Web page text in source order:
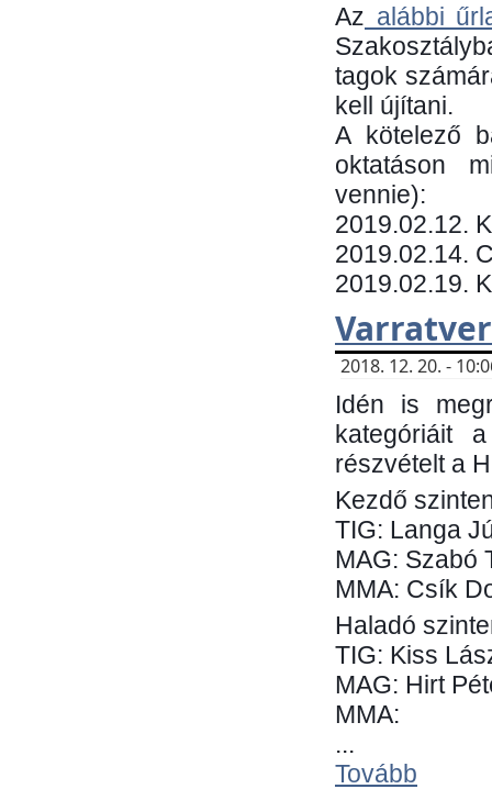
Az alábbi
tagok
kell újítani.
​A kötelező
oktatáson
vennie):
​2019.02.12.
2019.02.14.
2019.02.19.
2018. 12. 20. -
Idén is
kategóriáit
részvételt a
Kezdő
TIG: Langa
MAG: Szabó
MMA: Csík
Haladó
TIG: Kiss
MAG: Hirt
MMA:
...
Tovább